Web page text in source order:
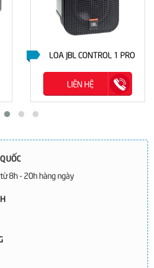
LOA JBL CONTROL 1 PRO
LIÊN HỆ
8h - 20h hàng ngày